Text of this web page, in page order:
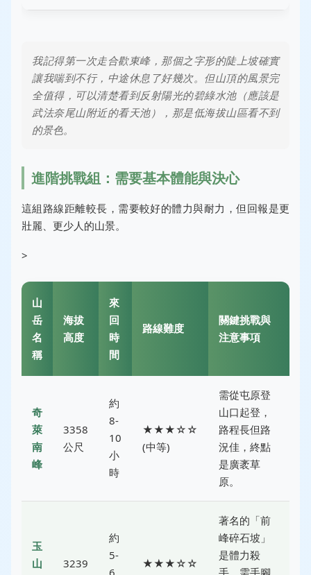
我記得第一次走合歡東峰，那個之字形的陡上坡確實
讓我喘到不行，中途休息了好幾次。但山頂的風景完
全值得，可以清楚看到反射陽光的碧綠水池（應該是
武法奈尾山附近的看天池），那是低海拔山區看不到
的景色。
進階挑戰組：需要基本體能與決心
這組路線距離較長，需要較好的體力與耐力，但回報是更
壯麗、更少人的山景。
>
山
岳
名
稱
海拔
高度
來
回
時
間
路線難度
關鍵挑戰與
注意事項
奇
萊
南
峰
3358
公尺
約
8-
10
小
時
★★★☆☆
(中等)
需從屯原登
山口起登，
路程長但路
況佳，終點
是廣袤草
原。
玉
山
3239
約
5-
6
★★★☆☆
著名的「前
峰碎石坡」
是體力殺
手，需手腳